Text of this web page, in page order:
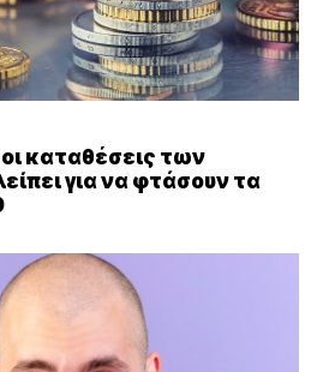
καταθέσεις των
για να φτάσουν τα